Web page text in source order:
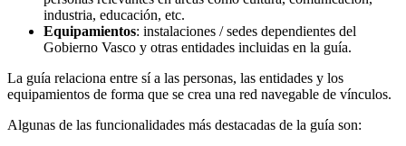
industria, educación, etc.
Equipamientos: instalaciones / sedes dependientes del
Gobierno Vasco y otras entidades incluidas en la guía.
La guía relaciona entre sí a las personas, las entidades y los
equipamientos de forma que se crea una red navegable de vínculos.
Algunas de las funcionalidades más destacadas de la guía son: